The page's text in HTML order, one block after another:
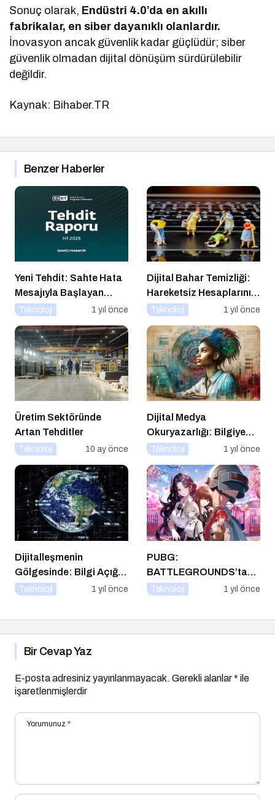
Sonuç olarak, Endüstri 4.0’da en akıllı
fabrikalar, en siber dayanıklı olanlardır.
İnovasyon ancak güvenlik kadar güçlüdür; siber
güvenlik olmadan dijital dönüşüm sürdürülebilir
değildir.
Kaynak: Bihaber.TR
Benzer Haberler
Yeni Tehdit: Sahte Hata
Mesajıyla Başlayan
Siber Saldırılar
Teknoloji 1 yıl önce
Dijital Bahar Temizliği:
Hareketsiz Hesaplarınızı
Temizlemenin Zamanı
Teknoloji 1 yıl önce
Üretim Sektöründe
Artan Tehditler
Teknoloji 10 ay önce
Dijital Medya
Okuryazarlığı: Bilgiye
Erişimde Sorumluluk ve
Teknoloji 1 yıl önce
Dijitalleşmenin
Gölgesinde: Bilgi Açığı
Büyüyor mu?
Teknoloji 1 yıl önce
PUBG:
BATTLEGROUNDS’tan
1 Nisan Şakası
Teknoloji 1 yıl önce
Bir Cevap Yaz
E-posta adresiniz yayınlanmayacak. Gerekli alanlar* ile
işaretlenmişlerdir
Yorumunuz *